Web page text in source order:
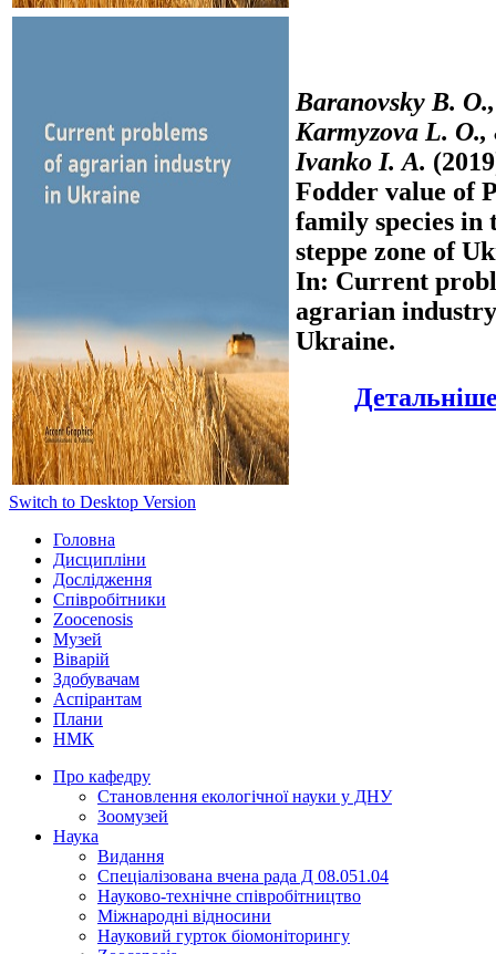
Baranovsky B. O.,
Karmyzova L.
Ivanko I. А.
Fodder value of
family species in
steppe zone of
In: Current
agrarian
Ukraine.
Switch to Desktop Version
Головна
Дисципліни
Дослідження
Співробітники
Zoocenosis
Музей
Віварій
Здобувачам
Аспірантам
Плани
НМК
Про кафедру
Cтановлення екологічної науки у ДНУ
Зоомузей
Наука
Видання
Спеціалізована вчена рада Д 08.051.04
Науково-технічне співробітництво
Міжнародні відносини
Науковий гурток біомоніторингу